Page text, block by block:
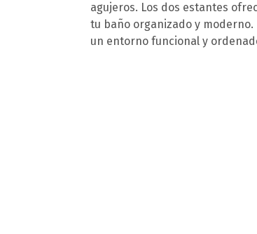
agujeros. Los dos estantes
tu baño organizado y
un entorno funcional y